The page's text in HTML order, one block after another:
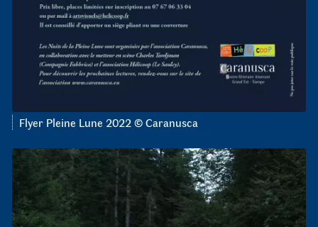
Flyer Pleine Lune 2022 © Caranusca